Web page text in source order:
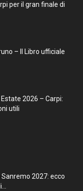
per il gran finale di
– Il Libro ufficiale
2026 – Carpi:
utili
2027: ecco